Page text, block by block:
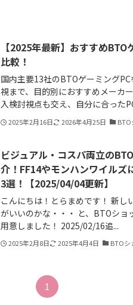
【2025年最新】おすすめ
比較！
国内主要13社のBTOゲーミング
視まで、目的別におすすめメーカ
入検討視点も交え、自分に合った
2025年2月16日 2026年4月25日
ビジュアル・コスパ両立の
介！FF14やモンハンワイルズ
3選！【2025/04/04更新】
こんにちは！とらまめです！ 新し
がいいのかな・・・ と、BTOショ
用意しました！ 2025/02/16追...
2025年2月8日 2025年4月4日 BTOシ
1